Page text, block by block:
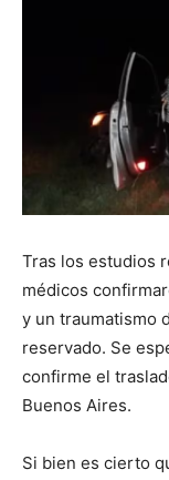
Tras los estudios
médicos
y un traumatismo
reservado. Se
confirme el
Buenos Aires.
Si bien es cierto